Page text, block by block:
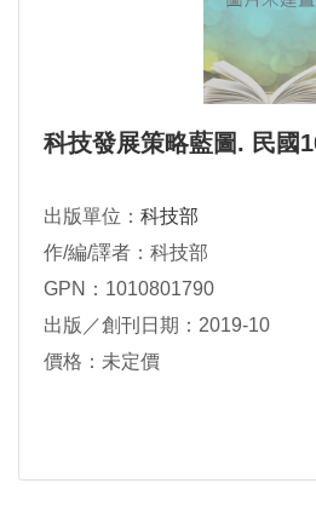
科技發展策略藍圖. 民國
出版單位： 科技部
作/編/譯者：科技部
GPN：1010801790
出版／創刊日期：2019-10
價格：未定價